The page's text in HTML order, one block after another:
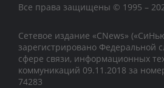
Все права защищены © 1995 –
Сетевое издание «CNews»
зарегистрировано Федеральной
сфере связи, информационных
коммуникаций 09.11.2018 за
74283